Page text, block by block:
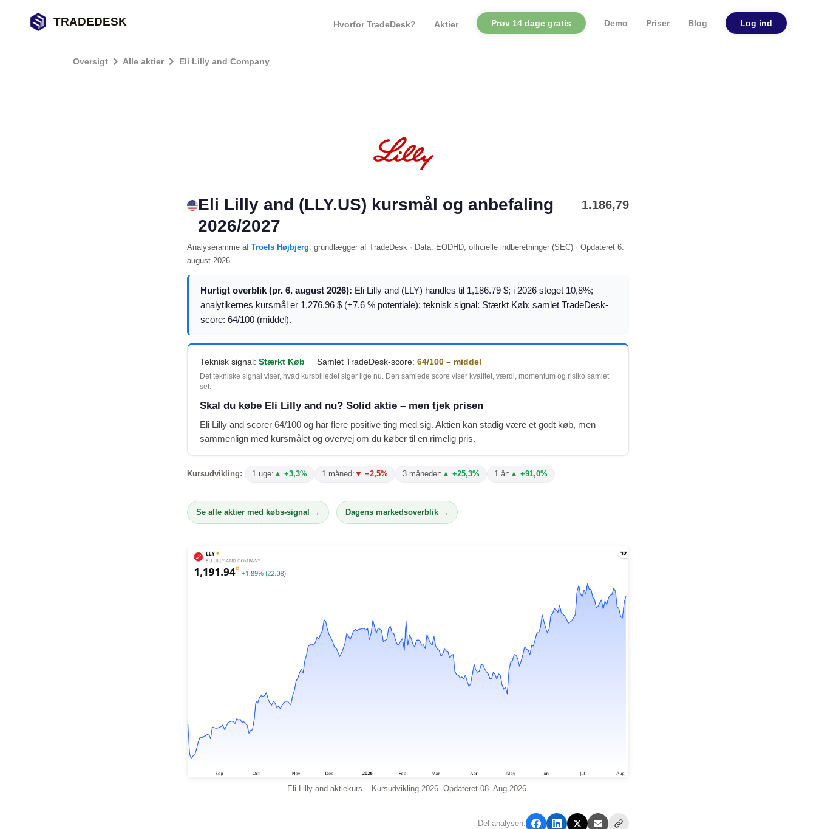
TRADEDESK Log ind
Blog
Priser
Demo
Prøv 14 dage gratis
Aktier
Hvorfor TradeDesk?
Oversigt Alle aktier Eli Lilly and Company
Eli Lilly and (LLY.US) kursmål og anbefaling
2026/2027
1.186,79
Analyseramme af Troels Højbjerg, grundlægger af TradeDesk · Data: EODHD, officielle indberetninger (SEC) · Opdateret 6.
august 2026
Hurtigt overblik (pr. 6. august 2026): Eli Lilly and (LLY) handles til 1,186.79 $; i 2026 steget 10,8%;
analytikernes kursmål er 1,276.96 $ (+7.6 % potentiale); teknisk signal: Stærkt Køb; samlet TradeDesk-
score: 64/100 (middel).
Teknisk signal: Stærkt Køb Samlet TradeDesk-score: 64/100 – middel
Det tekniske signal viser, hvad kursbilledet siger lige nu. Den samlede score viser kvalitet, værdi, momentum og risiko samlet
set.
Skal du købe Eli Lilly and nu? Solid aktie – men tjek prisen
Eli Lilly and scorer 64/100 og har flere positive ting med sig. Aktien kan stadig være et godt køb, men
sammenlign med kursmålet og overvej om du køber til en rimelig pris.
Kursudvikling: 1 uge: ▲ +3,3% 1 måned: ▼ −2,5% 3 måneder: ▲ +25,3% 1 år: ▲ +91,0%
Se alle aktier med købs-signal → Dagens markedsoverblik →
Eli Lilly and aktiekurs – Kursudvikling 2026. Opdateret 08. Aug 2026.
Del analysen: